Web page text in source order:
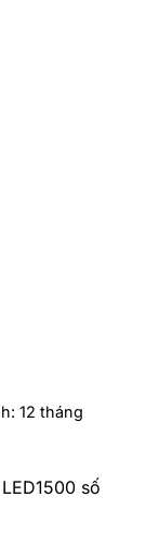
12 tháng
số